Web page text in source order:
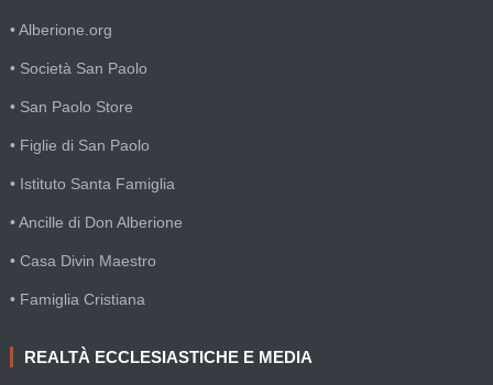
• Alberione.org
• Società San Paolo
• San Paolo Store
• Figlie di San Paolo
• Istituto Santa Famiglia
• Ancille di Don Alberione
• Casa Divin Maestro
• Famiglia Cristiana
REALTÀ ECCLESIASTICHE E MEDIA